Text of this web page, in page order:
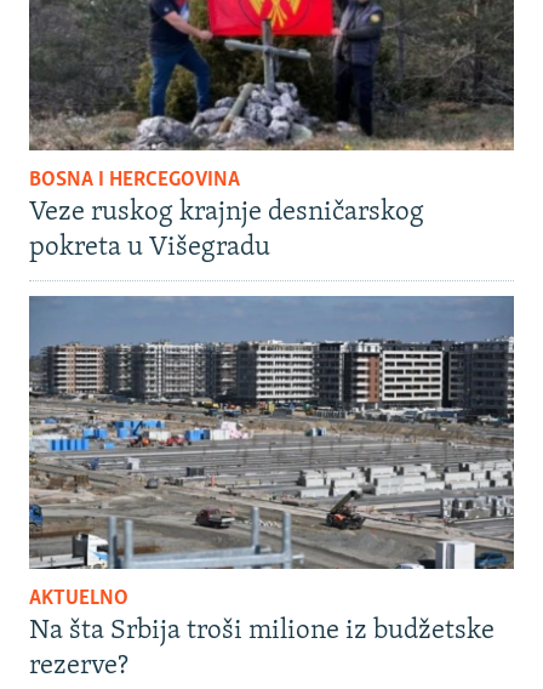
BOSNA I HERCEGOVINA
Veze ruskog krajnje desničarskog
pokreta u Višegradu
AKTUELNO
Na šta Srbija troši milione iz budžetske
rezerve?